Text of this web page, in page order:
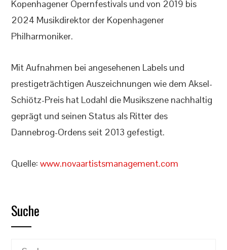
Kopenhagener Opernfestivals und von 2019 bis
2024 Musikdirektor der Kopenhagener
Philharmoniker.
Mit Aufnahmen bei angesehenen Labels und
prestigeträchtigen Auszeichnungen wie dem Aksel-
Schiötz-Preis hat Lodahl die Musikszene nachhaltig
geprägt und seinen Status als Ritter des
Dannebrog-Ordens seit 2013 gefestigt.
Quelle:www.novaartistsmanagement.com
Suche
Suchen